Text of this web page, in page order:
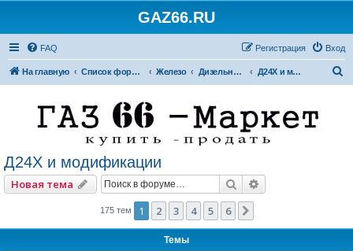
GAZ66.RU
FAQ Вход
Регистрация
На главную Список форумов Железо Дизельные двигатели Д24Х и модификации
Д24Х и модификации
Новая тема Поиск
175 тем 1 2 3 4 5 6
Темы